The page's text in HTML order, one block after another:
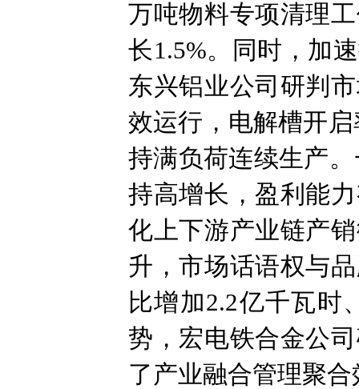
万吨物料专项清理
长1.5%。同时，加
东兴铝业公司研判
效运行，电解槽开
持满负荷连续生产
持高增长，盈利能
化上下游产业链产
升，市场话语权与
比增加2.2亿千瓦时
势，宏电铁合金公
了产业融合管理聚合